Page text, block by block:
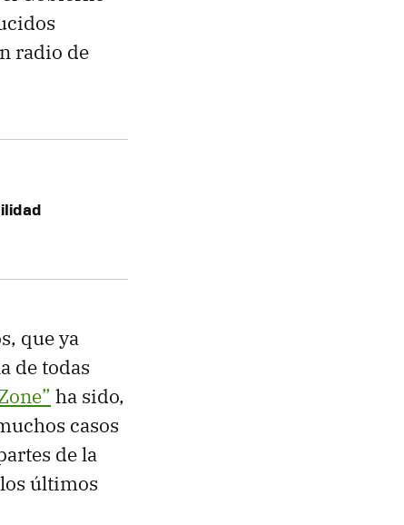
radio de
que ya
de todas
ha sido,
casos
de la
últimos